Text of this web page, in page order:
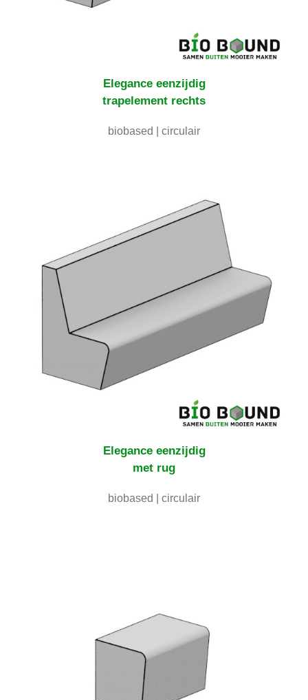
Elegance eenzijdig
trapelement rechts
biobased | circulair
Elegance eenzijdig
met rug
biobased | circulair